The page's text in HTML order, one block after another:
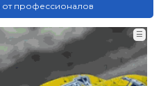
от профессионалов
☰